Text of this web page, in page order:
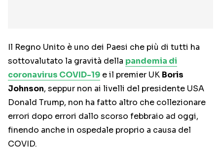
Il Regno Unito è uno dei Paesi che più di tutti ha
sottovalutato la gravità della pandemia di
coronavirus COVID-19 e il premier UK Boris
Johnson, seppur non ai livelli del presidente USA
Donald Trump, non ha fatto altro che collezionare
errori dopo errori dallo scorso febbraio ad oggi,
finendo anche in ospedale proprio a causa del
COVID.